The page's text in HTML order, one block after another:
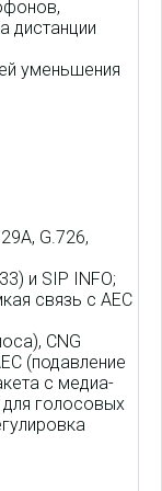
дистанции
уменьшения
G.726,
и SIP INFO;
связь с AEC
CNG
(подавление
с медиа-
голосовых